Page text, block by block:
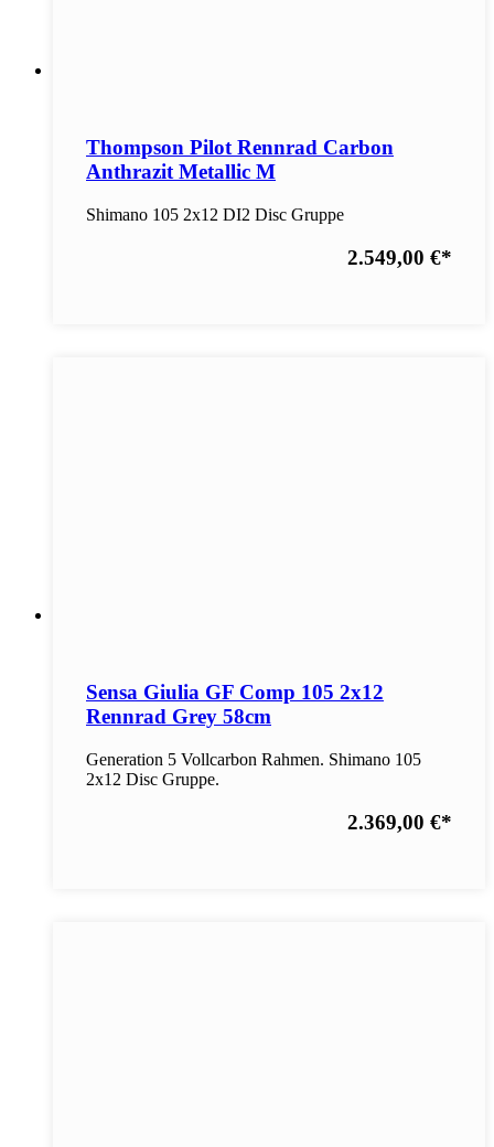
Thompson Pilot Rennrad Carbon
Anthrazit Metallic M
Shimano 105 2x12 DI2 Disc Gruppe
2.549,00 €*
Sensa Giulia GF Comp 105 2x12
Rennrad Grey 58cm
Generation 5 Vollcarbon Rahmen. Shimano 105
2x12 Disc Gruppe.
2.369,00 €*